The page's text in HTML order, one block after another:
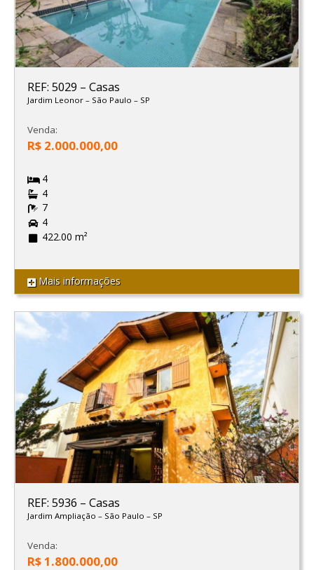
REF: 5029 – Casas
Jardim Leonor – São Paulo – SP
Venda:
R$ 2.000.000,00
4
4
7
4
422.00 m²
Mais informações
REF: 5936 – Casas
Jardim Ampliação – São Paulo – SP
Venda:
R$ 1.800.000,00